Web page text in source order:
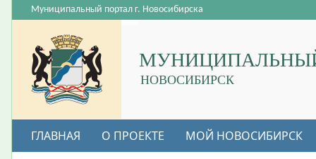
НОВОСИБИРСК
Муниципальный портал г. Новосибирска
ГЛАВНАЯ О ПРОЕКТЕ МОЙ НОВОСИБИРСК